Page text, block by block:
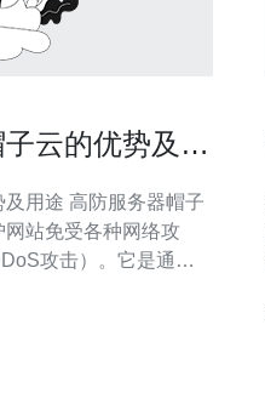
云的优势及用
务器帽子
站免受各种网络攻
攻击）。它是通过
地理位置优